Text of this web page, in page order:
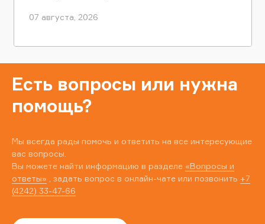
07 августа, 2026
Есть вопросы или нужна
помощь?
Мы всегда рады помочь и ответить на все интересующие
вас вопросы.
Вы можете найти информацию в разделе «Вопросы и
ответы» , задать вопрос в онлайн-чате или позвонить +7
(4242) 33-47-66